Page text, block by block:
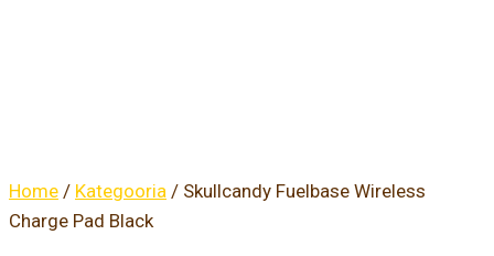
Home / Kategooria / Skullcandy Fuelbase Wireless
Charge Pad Black